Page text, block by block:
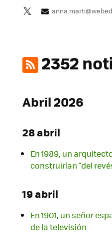
2352
Abril 2026
28 abril
En 1989, un
construirían "del
19 abril
En 1901, un señor
de la televisión